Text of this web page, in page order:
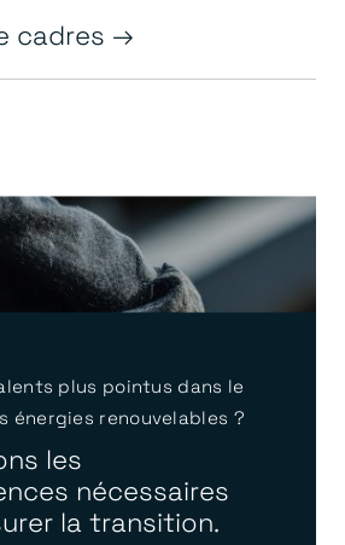
cadres
plus pointus dans le
énergies renouvelables ?
les
nécessaires
la transition.